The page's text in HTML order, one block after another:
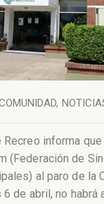
,
Recreo informa
(Federación de
al paro de la
6 de abril, no habrá